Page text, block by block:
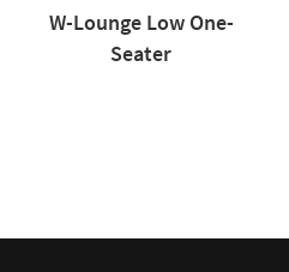
W-Lounge Low One-
Seater